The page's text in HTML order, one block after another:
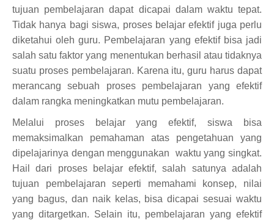
tujuan pembelajaran dapat dicapai dalam waktu tepat.
Tidak hanya bagi siswa, proses belajar efektif juga perlu
diketahui oleh guru. Pembelajaran yang efektif bisa jadi
salah satu faktor yang menentukan berhasil atau tidaknya
suatu proses pembelajaran. Karena itu, guru harus dapat
merancang sebuah proses pembelajaran yang efektif
dalam rangka meningkatkan mutu pembelajaran.
Melalui proses belajar yang efektif, siswa bisa
memaksimalkan pemahaman atas pengetahuan yang
dipelajarinya dengan menggunakan waktu yang singkat.
Hail dari proses belajar efektif, salah satunya adalah
tujuan pembelajaran seperti memahami konsep, nilai
yang bagus, dan naik kelas, bisa dicapai sesuai waktu
yang ditargetkan. Selain itu, pembelajaran yang efektif